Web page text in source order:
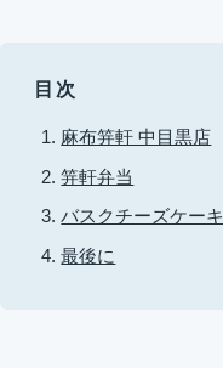
目次
麻布笄軒 中目黒店
笄軒弁当
バスクチーズケーキ
最後に